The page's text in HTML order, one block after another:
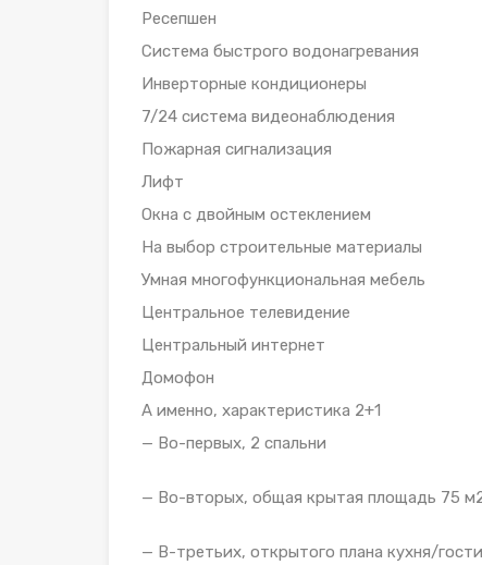
Ресепшен
Система быстрого водонагревания
Инверторные кондиционеры
7/24 система видеонаблюдения
Пожарная сигнализация
Лифт
Окна с двойным остеклением
На выбор строительные материалы
Умная многофункциональная мебель
Центральное телевидение
Центральный интернет
Домофон
А именно, характеристика 2+1
— Во-первых, 2 спальни
— Во-вторых, общая крытая площадь 75
— В-третьих, открытого плана кухня/